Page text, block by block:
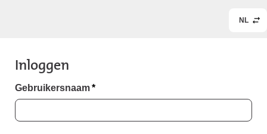
NL
Inloggen
Gebruikersnaam*